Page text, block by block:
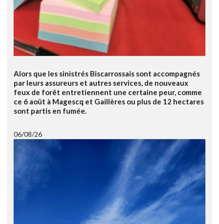
Alors que les sinistrés Biscarrossais sont accompagnés
par leurs assureurs et autres services, de nouveaux
feux de forêt entretiennent une certaine peur, comme
ce 6 août à Magescq et Gaillères ou plus de 12 hectares
sont partis en fumée.
06/08/26